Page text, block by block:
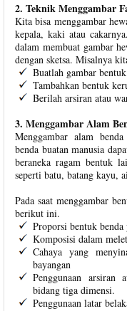
2. Teknik Menggambar
Kita bisa menggambar
kepala, kaki atau
dalam membuat gambar
dengan sketsa. Misalnya
Buatlah gambar
Tambahkan bentuk
Berilah arsiran atau
3. Menggambar Alam
Menggambar alam
benda buatan manusia
beraneka ragam bentuk
seperti batu, batang kayu,
Pada saat menggambar
berikut ini.
Proporsi bentuk
Komposisi dalam
Cahaya yang
bayangan
Penggunaan arsiran
bidang tiga dimensi.
Penggunaan latar